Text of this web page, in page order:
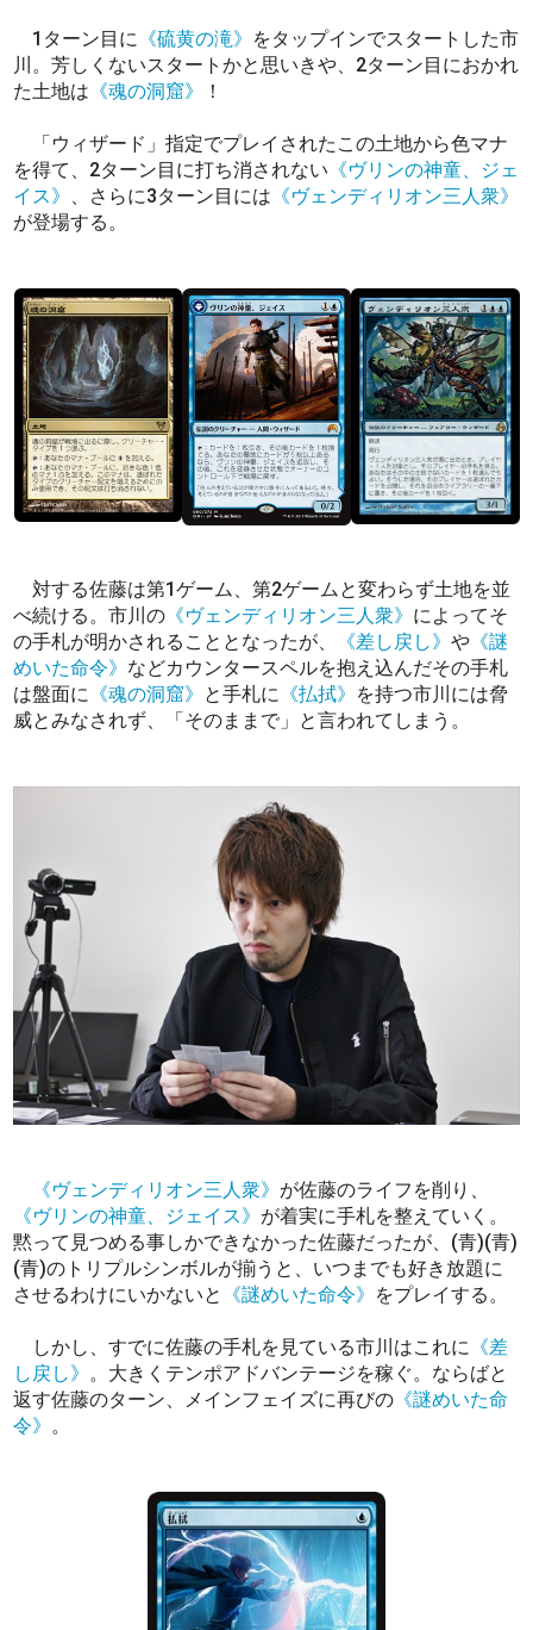
1ターン目に 《硫黄の滝》 をタップインでスタートした市
川。芳しくないスタートかと思いきや、2ターン目におかれ
た土地は 《魂の洞窟》 ！
「ウィザード」指定でプレイされたこの土地から色マナ
を得て、2ターン目に打ち消されない 《ヴリンの神童、ジェ
イス》 、さらに3ターン目には 《ヴェンディリオン三人衆》
が登場する。
対する佐藤は第1ゲーム、第2ゲームと変わらず土地を並
べ続ける。市川の 《ヴェンディリオン三人衆》 によってそ
の手札が明かされることとなったが、
《差し戻し》や 《謎
めいた命令》 などカウンタースペルを抱え込んだその手札
は盤面に 《魂の洞窟》 と手札に 《払拭》 を持つ市川には脅
威とみなされず、「そのままで」と言われてしまう。
《ヴェンディリオン三人衆》 が佐藤のライフを削り、
《ヴリンの神童、ジェイス》 が着実に手札を整えていく。
黙って見つめる事しかできなかった佐藤だったが、(青)(青)
(青)のトリプルシンボルが揃うと、いつまでも好き放題に
させるわけにいかないと
《謎めいた命令》 をプレイする。
しかし、すでに佐藤の手札を見ている市川はこれに 《差
し戻し》 。大きくテンポアドバンテージを稼ぐ。ならばと
返す佐藤のターン、メインフェイズに再びの 《謎めいた命
令》 。